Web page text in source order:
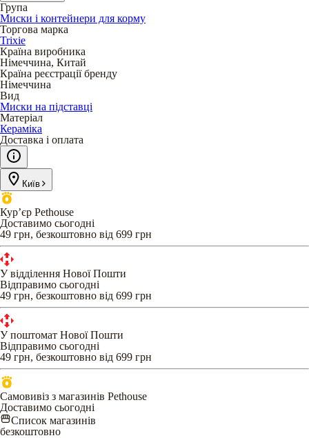
Група
Миски і контейнери для корму
Торгова марка
Trixie
Країна виробника
Німеччина, Китай
Країна реєстрації бренду
Німеччина
Вид
Миски на підставці
Матеріал
Кераміка
Доставка і оплата
Київ
Кур’єр Pethouse
Доставимо сьогодні
49 грн, безкоштовно від 699 грн
У відділення Нової Пошти
Відправимо сьогодні
49 грн, безкоштовно від 699 грн
У поштомат Нової Пошти
Відправимо сьогодні
49 грн, безкоштовно від 699 грн
Самовивіз з магазинів Pethouse
Доставимо сьогодні
Список магазинів
безкоштовно